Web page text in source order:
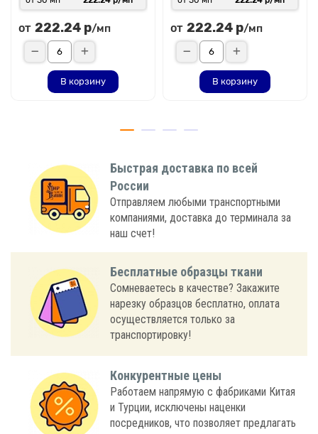
от 222.24 р/мп
В корзину
от 222.24 р/мп
В корзину
Быстрая доставка по всей
России
Отправляем любыми транспортными
компаниями, доставка до терминала за
наш счет!
Бесплатные образцы ткани
Сомневаетесь в качестве? Закажите
нарезку образцов бесплатно, оплата
осуществляется только за
транспортировку!
Конкурентные цены
Работаем напрямую с фабриками Китая
и Турции, исключены наценки
посредников, что позволяет предлагать